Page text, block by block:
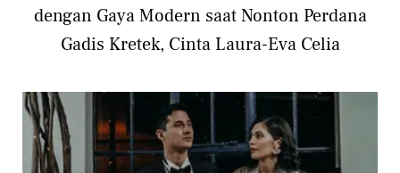
dengan Gaya Modern saat Nonton Perdana
Gadis Kretek, Cinta Laura-Eva Celia